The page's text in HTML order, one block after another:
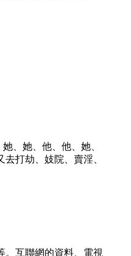
、她、他、他、她、
打劫、妓院、賣淫、
。互聯網的資料、電視